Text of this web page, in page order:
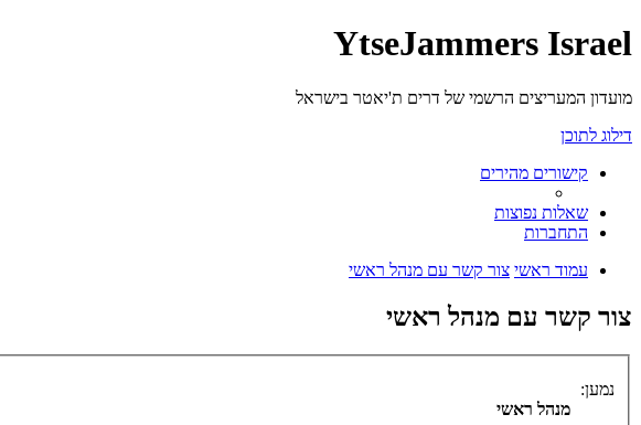
YtseJammers Israel
מועדון המעריצים הרשמי של דרים ת'יאטר בישראל
דילוג לתוכן
קישורים מהירים
שאלות נפוצות
התחברות
עמוד ראשי צור קשר עם מנהל ראשי
צור קשר עם מנהל ראשי
נמען:
מנהל ראשי